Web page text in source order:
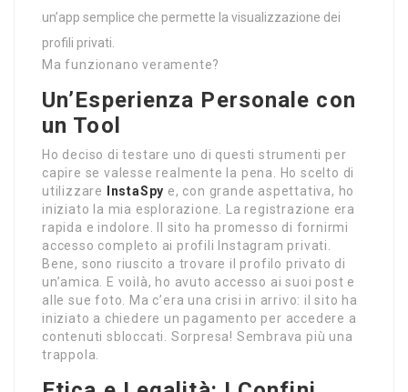
un’app semplice che permette la visualizzazione dei
profili privati.
Ma funzionano veramente?
Un’Esperienza Personale con
un Tool
Ho deciso di testare uno di questi strumenti per
capire se valesse realmente la pena. Ho scelto di
utilizzare
InstaSpy e, con grande aspettativa, ho
iniziato la mia esplorazione. La registrazione era
rapida e indolore. Il sito ha promesso di fornirmi
accesso completo ai profili Instagram privati.
Bene, sono riuscito a trovare il profilo privato di
un’amica. E voilà, ho avuto accesso ai suoi post e
alle sue foto. Ma c’era una crisi in arrivo: il sito ha
iniziato a chiedere un pagamento per accedere a
contenuti sbloccati. Sorpresa! Sembrava più una
trappola.